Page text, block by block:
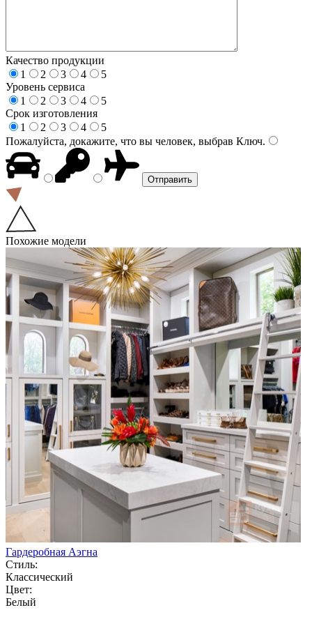
Качество продукции
1
2 3 4
5
Уровень сервиса
1
2 3 4
5
Срок изготовления
1
2 3 4
5
Пожалуйста, докажите, что вы человек, выбрав Ключ.
Похожие модели
Гардеробная Аэгна
Стиль:
Классический
Цвет:
Белый